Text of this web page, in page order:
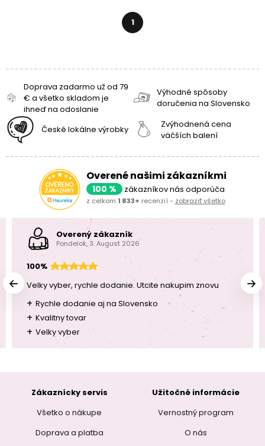
1
Doprava zadarmo už od 79
€ a všetko skladom je
ihneď na odoslanie
Výhodné spôsoby
doručenia na Slovensko
České lokálne výrobky
Zvýhodnená cena
väčších balení
Overené našimi zákazníkmi
100 % zákazníkov nás odporúča
z celkom 1 833+ recenzií - zobraziť všetko
Overený zákazník
Pondelok, 3. August 2026
100%
Velky vyber, rychle dodanie. Utcite nakupim znovu
+ Rychle dodanie aj na Slovensko
+ Kvalitny tovar
+ Velky vyber
Zákaznícky servis
Všetko o nákupe
Doprava a platba
Užitočné informácie
Vernostný program
O nás